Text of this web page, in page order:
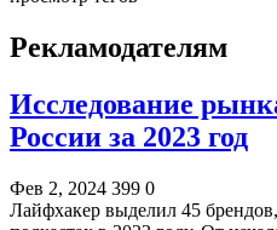
Рекламодателям
Исследование
России за 2023 год
Фев 2, 2024 399 0
Лайфхакер выделил 45